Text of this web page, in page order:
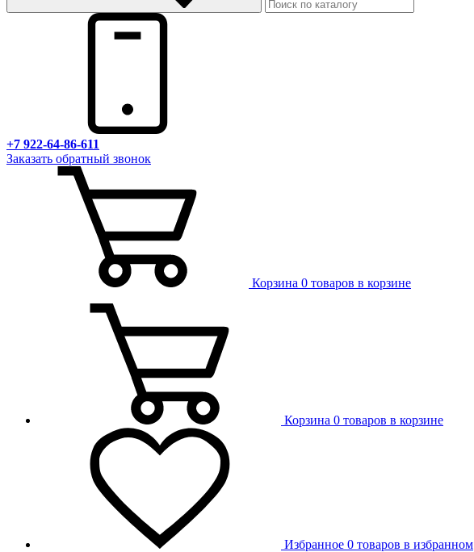
+7 922-64-86-611
Заказать обратный звонок
Корзина 0 товаров в корзине
Корзина 0 товаров в корзине
Избранное 0 товаров в избранном